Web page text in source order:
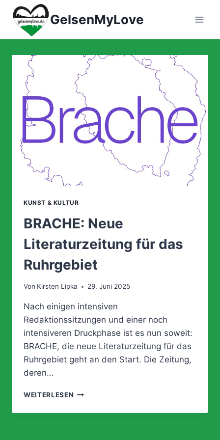
Zum
Inhalt
springen
GelsenMyLove
KUNST & KULTUR
BRACHE: Neue
Literaturzeitung für das
Ruhrgebiet
Von Kirsten Lipka 29. Juni 2025
Nach einigen intensiven
Redaktionssitzungen und einer noch
intensiveren Druckphase ist es nun soweit:
BRACHE, die neue Literaturzeitung für das
Ruhrgebiet geht an den Start. Die Zeitung,
deren…
WEITERLESEN BRACHE:
LITERATURZEITUNG